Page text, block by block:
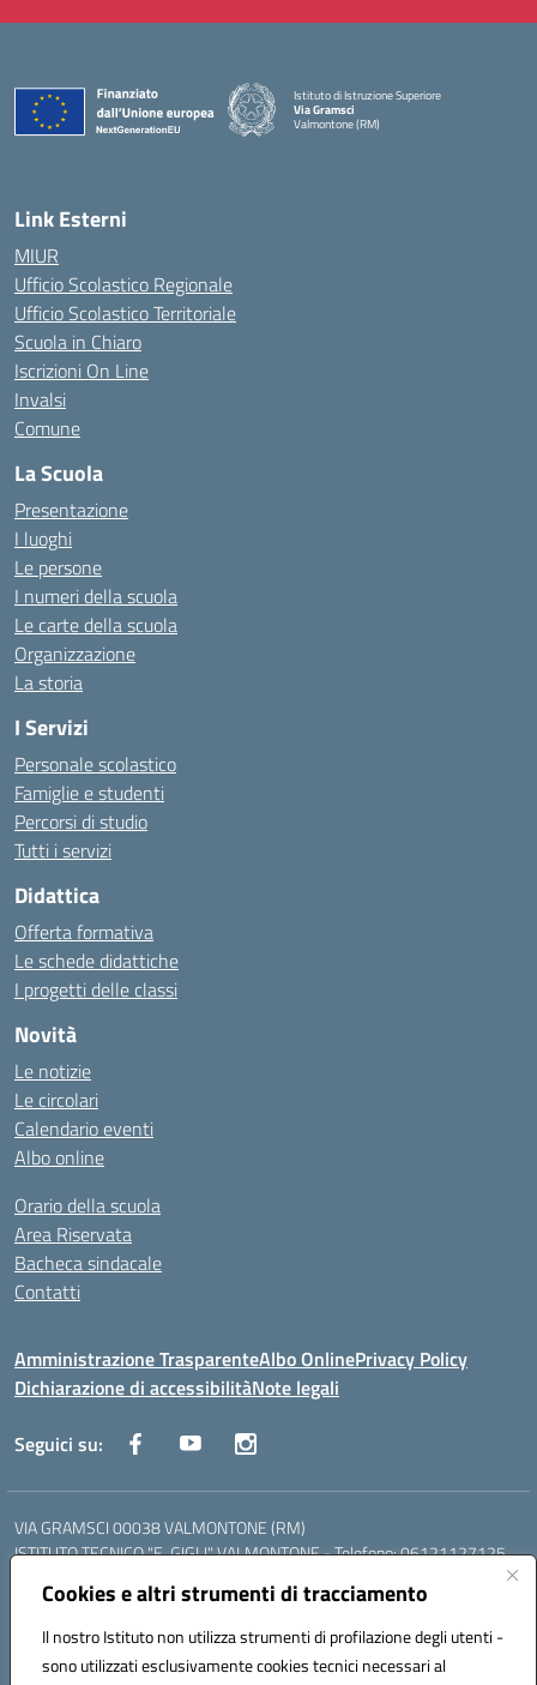
Cookies e altri strumenti di tracciamento
Il nostro Istituto non utilizza strumenti di profilazione degli utenti -
sono utilizzati esclusivamente cookies tecnici necessari al
Istituto di Istruzione Superiore
Via Gramsci
Valmontone (RM)
Link Esterni
MIUR
Ufficio Scolastico Regionale
Ufficio Scolastico Territoriale
Scuola in Chiaro
Iscrizioni On Line
Invalsi
Comune
La Scuola
Presentazione
I luoghi
Le persone
I numeri della scuola
Le carte della scuola
Organizzazione
La storia
I Servizi
Personale scolastico
Famiglie e studenti
Percorsi di studio
Tutti i servizi
Didattica
Offerta formativa
Le schede didattiche
I progetti delle classi
Novità
Le notizie
Le circolari
Calendario eventi
Albo online
Orario della scuola
Area Riservata
Bacheca sindacale
Contatti
Amministrazione TrasparenteAlbo OnlinePrivacy Policy
Dichiarazione di accessibilitàNote legali
Seguici su:
VIA GRAMSCI 00038 VALMONTONE (RM)
ISTITUTO TECNICO "E. GIGLI" VALMONTONE - Telefono: 06121127125
06121126825
LICEO DELLE SCIENZE UMANE "P.L. NERVI" SEGNI - Telefono:
Mail: RMIS099002@istruzione.it - PEC: RMIS099002@pec.istruzione.it